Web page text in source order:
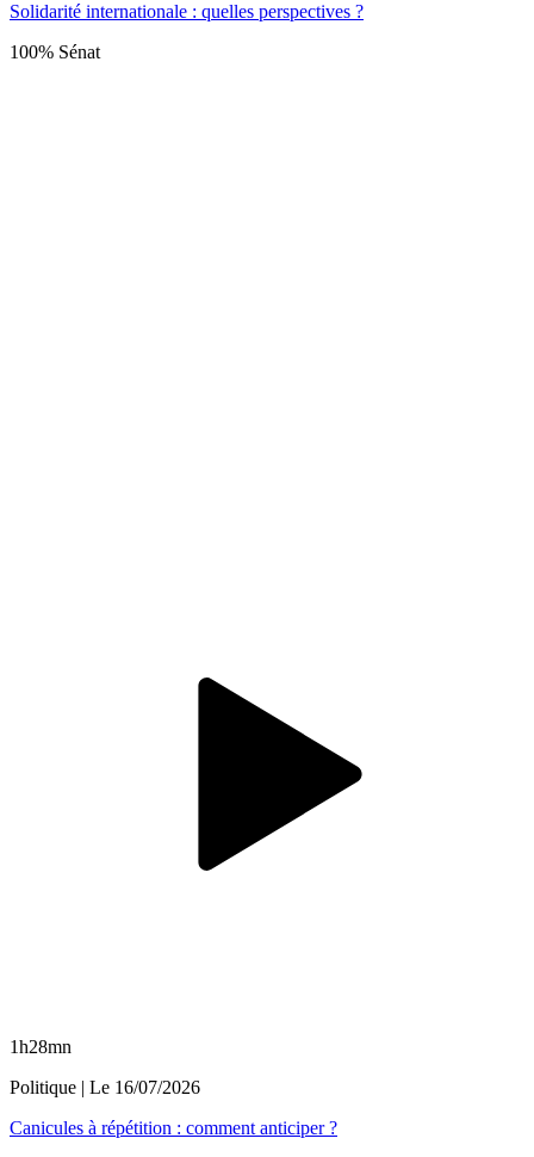
Solidarité internationale : quelles perspectives ?
100% Sénat
1h28mn
Politique | Le 16/07/2026
Canicules à répétition : comment anticiper ?